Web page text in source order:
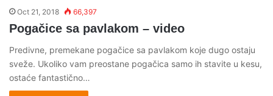
Oct 21, 2018 66,397
Pogačice sa pavlakom – video
Predivne, premekane pogačice sa pavlakom koje dugo ostaju
sveže. Ukoliko vam preostane pogačica samo ih stavite u kesu,
ostaće fantastično…